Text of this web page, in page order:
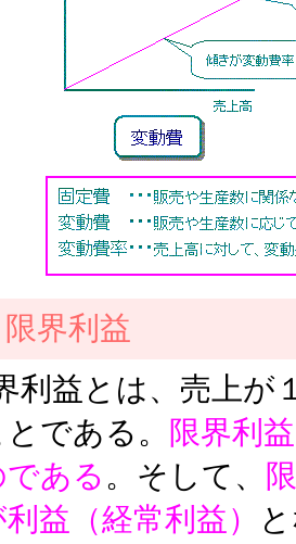
限界利益
利益とは、売上が
である。
限界利
である 。そして、
益（経常利益）